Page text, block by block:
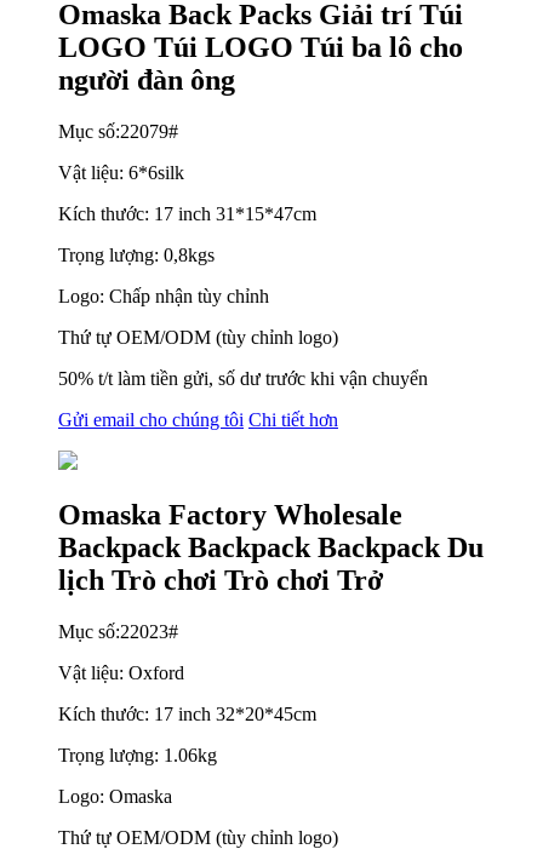
Omaska ​​Back Packs Giải trí Túi
LOGO Túi LOGO Túi ba lô cho
người đàn ông
Mục số:22079#
Vật liệu: 6*6silk
Kích thước: 17 inch 31*15*47cm
Trọng lượng: 0,8kgs
Logo: Chấp nhận tùy chỉnh
Thứ tự OEM/ODM (tùy chỉnh logo)
50% t/t làm tiền gửi, số dư trước khi vận chuyển
Gửi email cho chúng tôi Chi tiết hơn
Omaska ​​Factory Wholesale
Backpack Backpack Backpack Du
lịch Trò chơi Trò chơi Trở
Mục số:22023#
Vật liệu: Oxford
Kích thước: 17 inch 32*20*45cm
Trọng lượng: 1.06kg
Logo: Omaska
Thứ tự OEM/ODM (tùy chỉnh logo)